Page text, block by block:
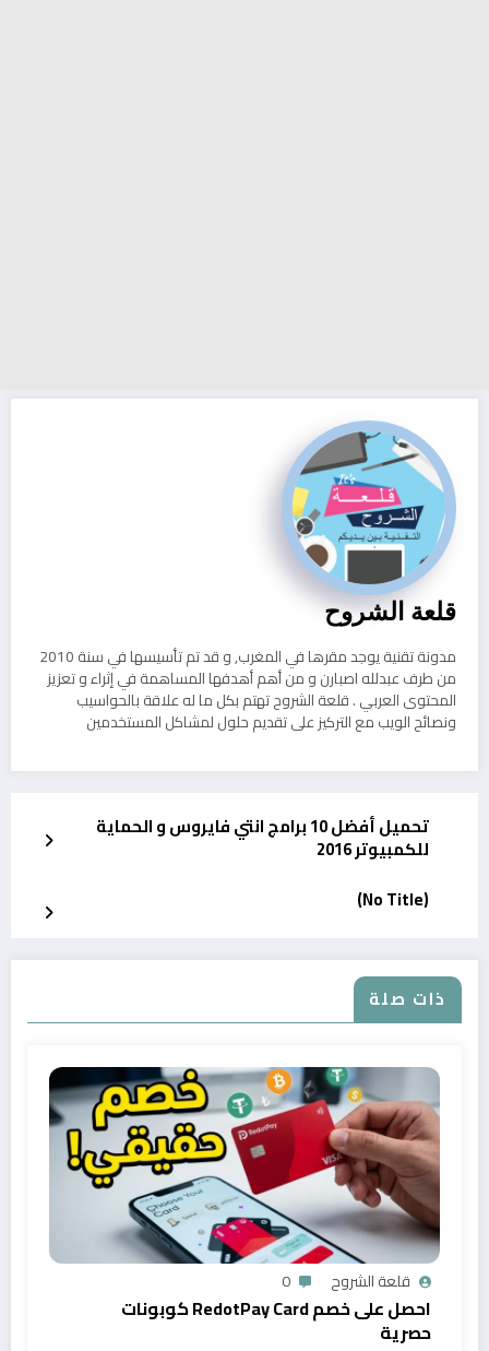
قلعة الشروح
مدونة تقنية يوجد مقرها في المغرب, و قد تم تأسيسها في سنة 2010
من طرف عبدلله اصبارن و من أهم أهدفها المساهمة في إثراء و تعزيز
المحتوى العربي . قلعة الشروح تهتم بكل ما له علاقة بالحواسيب
ونصائح الويب مع التركيز على تقديم حلول لمشاكل المستخدمين
تحميل أفضل 10 برامج انتي فايروس و الحماية
للكمبيوتر 2016
(No Title)
ذات صلة
قلعة الشروح 0
احصل على خصم RedotPay Card كوبونات
حصرية